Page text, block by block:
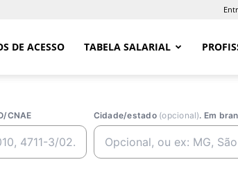
DE ACESSO TABELA SALARIAL
CNAE Cidade/estado (opcional). Em